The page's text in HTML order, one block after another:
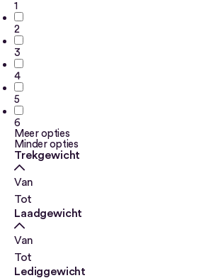
1
2
3
4
5
6
Meer opties
Minder opties
Trekgewicht
Van
Tot
Laadgewicht
Van
Tot
Lediggewicht